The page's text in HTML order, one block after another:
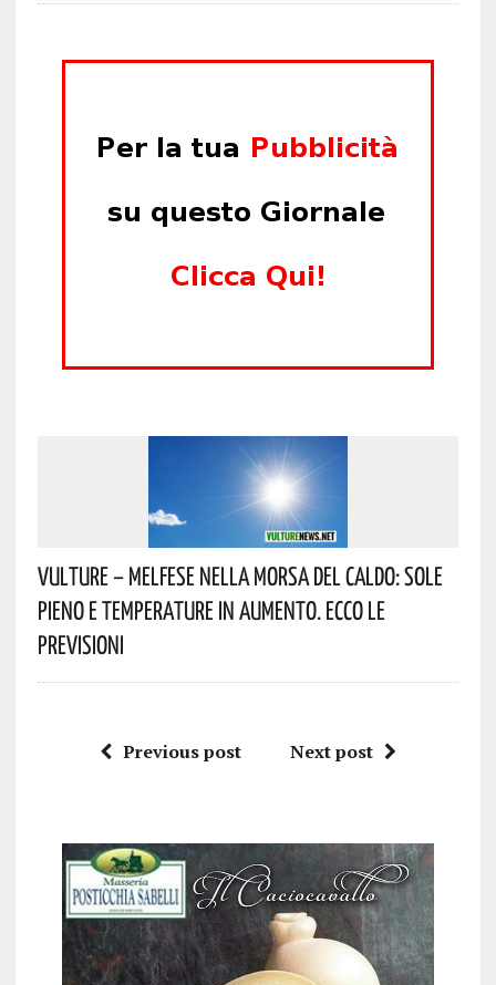
Vulture – Melfese Nella Morsa Del Caldo: Sole
Pieno E Temperature In Aumento. Ecco Le
Previsioni
Previous post Next post